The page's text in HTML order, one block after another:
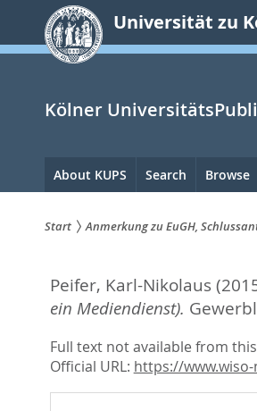
springen
Universität zu
Kölner
Hauptnavigation
About KUPS Search Browse
sind
hier:
Start Anmerkung zu EuGH,
Peifer, Karl-Nikolaus
ein Mediendienst).
Full text not available from
Official URL: https://www.wiso-